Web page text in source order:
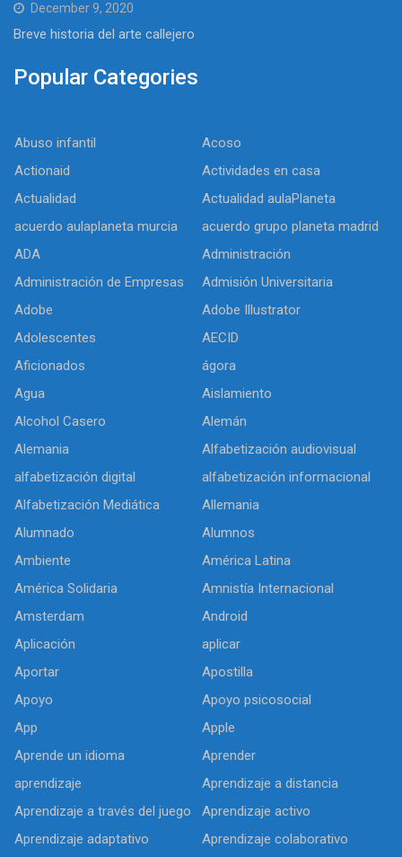
December 9, 2020
Breve historia del arte callejero
Popular Categories
Abuso infantil
Acoso
Actionaid
Actividades en casa
Actualidad
Actualidad aulaPlaneta
acuerdo aulaplaneta murcia
acuerdo grupo planeta madrid
ADA
Administración
Administración de Empresas
Admisión Universitaria
Adobe
Adobe Illustrator
Adolescentes
AECID
Aficionados
ágora
Agua
Aislamiento
Alcohol Casero
Alemán
Alemania
Alfabetización audiovisual
alfabetización digital
alfabetización informacional
Alfabetización Mediática
Allemania
Alumnado
Alumnos
Ambiente
América Latina
América Solidaria
Amnistía Internacional
Amsterdam
Android
Aplicación
aplicar
Aportar
Apostilla
Apoyo
Apoyo psicosocial
App
Apple
Aprende un idioma
Aprender
aprendizaje
Aprendizaje a distancia
Aprendizaje a través del juego
Aprendizaje activo
Aprendizaje adaptativo
Aprendizaje colaborativo